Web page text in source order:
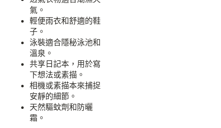
氣。
輕便雨衣和舒適的鞋
子。
泳裝適合隱秘泳池和
溫泉。
共享日記本，用於寫
下想法或素描。
相機或素描本來捕捉
安靜的細節。
天然驅蚊劑和防曬
霜。